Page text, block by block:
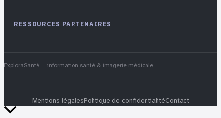
RESSOURCES PARTENAIRES
ExploraSanté — information santé & imagerie médicale
Mentions légalesPolitique de confidentialitéContact